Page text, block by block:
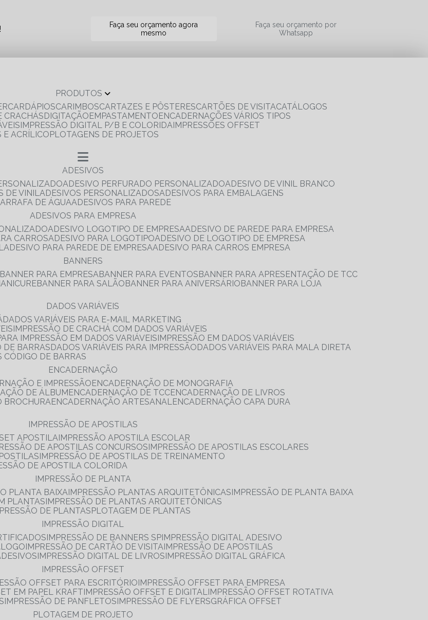
Faça seu orçamento agora
mesmo
Faça seu orçamento por
Whatsapp
PRODUTOS
CARDÁPIOS CARIMBOS CARTAZES E PÔSTERES CARTÕES DE VISITA
CATÁLOGOS
CRACHÁS DIGITAÇÃO EMPASTAMENTO
ENCADERNAÇÕES VÁRIOS TIPOS
IMPRESSÃO DIGITAL P/B E COLORIDA IMPRESSÕES OFFSET
E ACRÍLICO
PLOTAGENS DE PROJETOS
ADESIVOS
ADESIVO PERFURADO PERSONALIZADO
ADESIVO DE VINIL BRANCO
DE VINIL ADESIVOS PERSONALIZADOS
ADESIVOS PARA EMBALAGENS
DE ÁGUA
ADESIVOS PARA PAREDE
ADESIVOS PARA EMPRESA
ADESIVO LOGOTIPO DE EMPRESA
ADESIVO DE PAREDE PARA EMPRESA
CARROS ADESIVO PARA LOGOTIPO
ADESIVO DE LOGOTIPO DE EMPRESA
ADESIVO PARA PAREDE DE EMPRESA
ADESIVO PARA CARROS EMPRESA
BANNERS
BANNER PARA EMPRESA BANNER PARA EVENTOS
BANNER PARA APRESENTAÇÃO DE TCC
BANNER PARA SALÃO BANNER PARA ANIVERSÁRIO
BANNER PARA LOJA
DADOS VARIÁVEIS
DADOS VARIÁVEIS PARA E-MAIL MARKETING
IMPRESSÃO DE CRACHÁ COM DADOS VARIÁVEIS
IMPRESSÃO EM DADOS VARIÁVEIS IMPRESSÃO EM DADOS VARIÁVEIS
DE BARRAS
DADOS VARIÁVEIS PARA IMPRESSÃO
DADOS VARIÁVEIS PARA MALA DIRETA
CÓDIGO DE BARRAS
ENCADERNAÇÃO
E IMPRESSÃO
ENCADERNAÇÃO DE MONOGRAFIA
DE ÁLBUM ENCADERNAÇÃO DE TCC
ENCADERNAÇÃO DE LIVROS
BROCHURA ENCADERNAÇÃO ARTESANAL
ENCADERNAÇÃO CAPA DURA
IMPRESSÃO DE APOSTILAS
APOSTILA IMPRESSÃO APOSTILA ESCOLAR
DE APOSTILAS CONCURSOS IMPRESSÃO DE APOSTILAS ESCOLARES
IMPRESSÃO DE APOSTILAS DE TREINAMENTO
DE APOSTILA COLORIDA
IMPRESSÃO DE PLANTA
PLANTA BAIXA IMPRESSÃO PLANTAS ARQUITETÔNICAS IMPRESSÃO DE PLANTA BAIXA
PLANTAS IMPRESSÃO DE PLANTAS ARQUITETÔNICAS
DE PLANTAS
PLOTAGEM DE PLANTAS
IMPRESSÃO DIGITAL
IMPRESSÃO DE BANNERS SP IMPRESSÃO DIGITAL ADESIVO
IMPRESSÃO DE CARTÃO DE VISITA IMPRESSÃO DE APOSTILAS
IMPRESSÃO DIGITAL DE LIVROS IMPRESSÃO DIGITAL GRÁFICA
IMPRESSÃO OFFSET
OFFSET PARA ESCRITÓRIO IMPRESSÃO OFFSET PARA EMPRESA
EM PAPEL KRAFT IMPRESSÃO OFFSET E DIGITAL IMPRESSÃO OFFSET ROTATIVA
IMPRESSÃO DE PANFLETOS IMPRESSÃO DE FLYERS
GRÁFICA OFFSET
PLOTAGEM DE PROJETO